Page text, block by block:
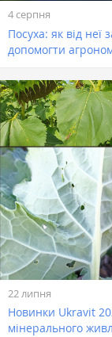
4 серпня
Посуха: як від
допомогти
22 липня
Новинки Ukravit
мінерального